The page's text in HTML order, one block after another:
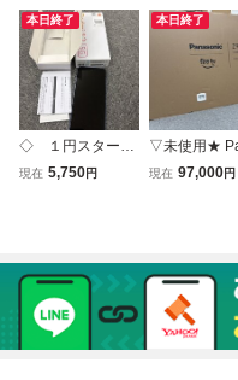
本日終了
◇ １円スター
ト Redmi 12 5G
現在 5,750円
本日終了
▽未使用★
onic パナソニ
VIERA
現在 97,000円